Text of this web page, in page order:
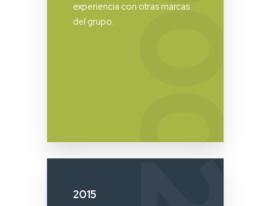
experiencia con otras marcas
del grupo.
2015